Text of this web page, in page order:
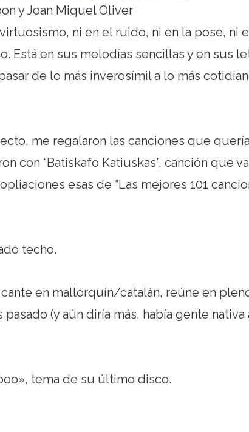
y Joan Miquel Oliver
ni en el ruido, ni en la pose, ni
Está en sus melodías sencillas y en sus
de lo más inverosímil a lo más
me regalaron las canciones que
con “Batiskafo Katiuskas”, canción que
esas de “Las mejores 101
techo.
en mallorquín/catalán, reúne en
(y aún diría más, había gente nativa
tema de su último disco.